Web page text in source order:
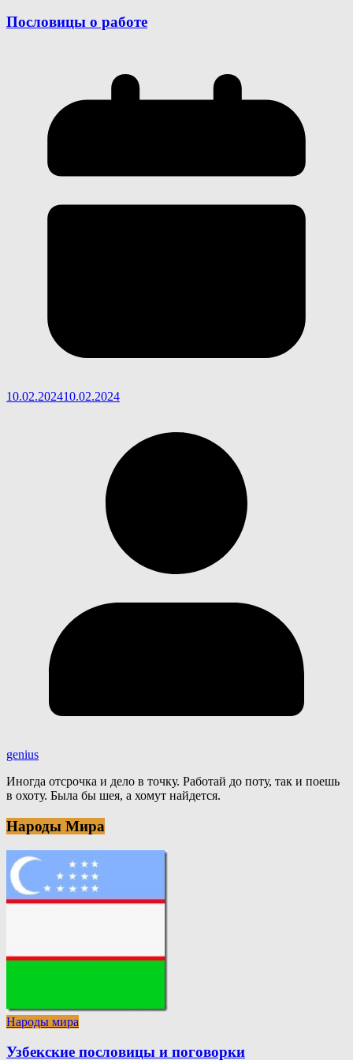
Пословицы о работе
10.02.202410.02.2024
genius
Иногда отсрочка и дело в точку. Работай до поту, так и поешь
в охоту. Была бы шея, а хомут найдется.
Народы Мира
Народы мира
Узбекские пословицы и поговорки